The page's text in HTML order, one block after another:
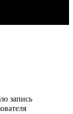
запись